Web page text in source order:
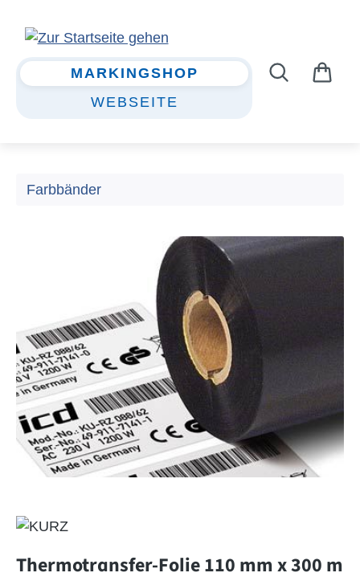
MARKINGSHOP
WEBSEITE
Farbbänder
Bildergalerie überspringen
Thermotransfer-Folie 110 mm x 300 m